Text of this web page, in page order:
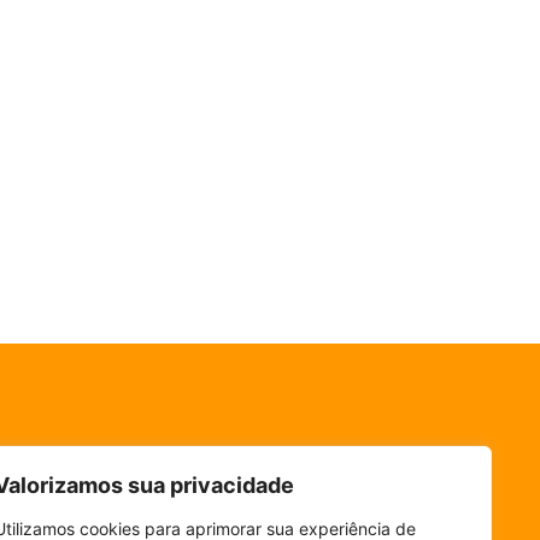
sua privacidade
cookies para aprimorar sua experiência de